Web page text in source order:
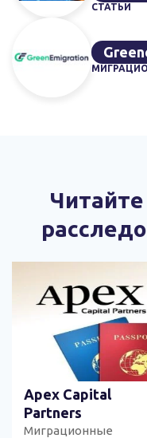
СТАТЬИ
Apex Capital
Partners
Миграционные